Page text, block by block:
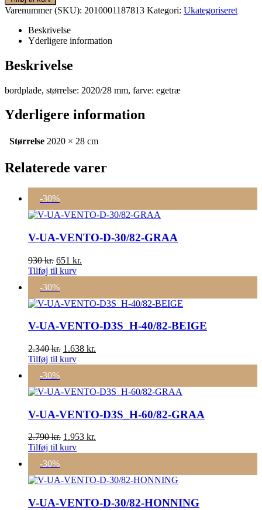
1.680 kr..1.176 kr..
Varenummer (SKU): 2010001187813 Kategori: Ukategoriseret
Beskrivelse
Yderligere information
Beskrivelse
bordplade, størrelse: 2020/28 mm, farve: egetræ
Yderligere information
Størrelse 2020 × 28 cm
Relaterede varer
-30%
V-UA-VENTO-D-30/82-GRAA
930kr. Den
oprindelige
var:
930 kr..
651 kr.
651 kr..
Tilføj til kurv
-30%
V-UA-VENTO-D3S_H-40/82-BEIGE
2.340kr. Den
oprindelige
2.340 kr..
1.638 kr.
1.638 kr..
Tilføj til kurv
-30%
V-UA-VENTO-D3S_H-60/82-GRAA
2.790kr. Den
oprindelige
2.790 kr..
1.953 kr.
1.953 kr..
Tilføj til kurv
-30%
V-UA-VENTO-D-30/82-HONNING